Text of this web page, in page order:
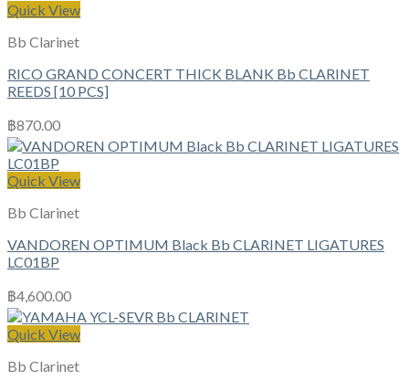
Quick View
Bb Clarinet
RICO GRAND CONCERT THICK BLANK Bb CLARINET
REEDS [10 PCS]
฿870.00
Quick View
Bb Clarinet
VANDOREN OPTIMUM Black Bb CLARINET LIGATURES
LC01BP
฿4,600.00
Quick View
Bb Clarinet